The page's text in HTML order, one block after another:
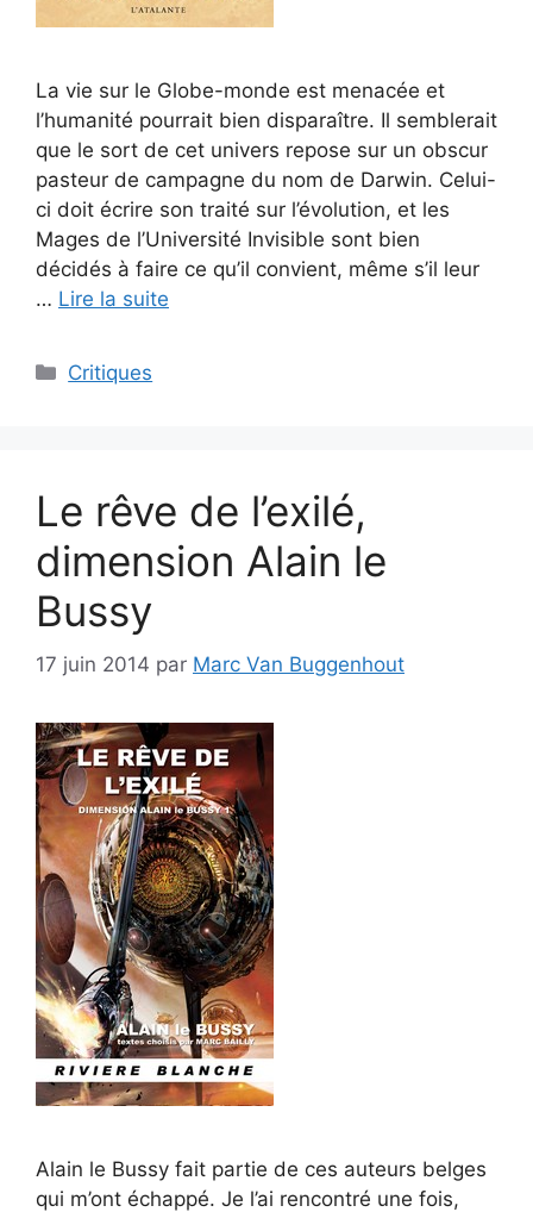
La vie sur le Globe-monde est menacée et
l’humanité pourrait bien disparaître. Il semblerait
que le sort de cet univers repose sur un obscur
pasteur de campagne du nom de Darwin. Celui-
ci doit écrire son traité sur l’évolution, et les
Mages de l’Université Invisible sont bien
décidés à faire ce qu’il convient, même s’il leur
… Lire la suite
Critiques
Le rêve de l’exilé,
dimension Alain le
Bussy
17 juin 2014 par Marc Van Buggenhout
Alain le Bussy fait partie de ces auteurs belges
qui m’ont échappé. Je l’ai rencontré une fois,